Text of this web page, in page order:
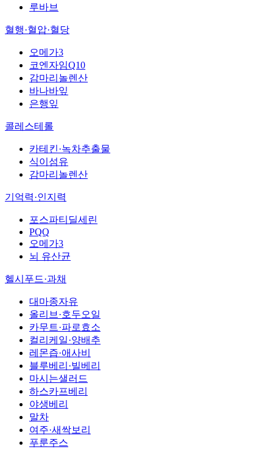
루바브
혈행·혈압·혈당
오메가3
코엔자임Q10
감마리놀렌산
바나바잎
은행잎
콜레스테롤
카테킨·녹차추출물
식이섬유
감마리놀렌산
기억력·인지력
포스파티딜세린
PQQ
오메가3
뇌 유산균
헬시푸드·과채
대마종자유
올리브·호두오일
카무트·파로효소
컬리케일·양배추
레몬즙·애사비
블루베리·빌베리
마시는샐러드
하스카프베리
야생베리
말차
여주·새싹보리
푸룬주스